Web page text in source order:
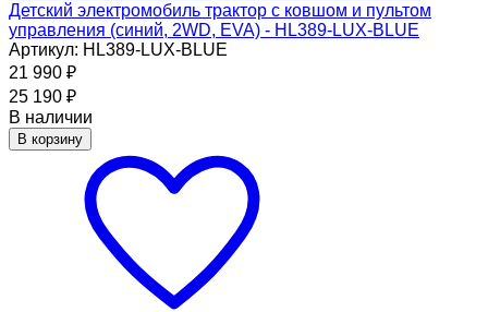
Детский электромобиль трактор с ковшом и пультом
управления (синий, 2WD, EVA) - HL389-LUX-BLUE
Артикул: HL389-LUX-BLUE
21 990 ₽
25 190 ₽
В наличии
В корзину